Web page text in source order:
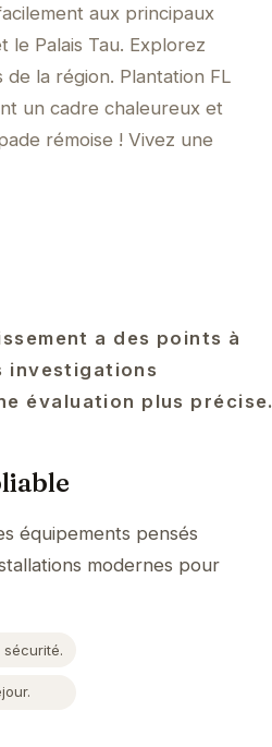
aux principaux
le Palais Tau. Explorez
la région. Plantation FL
un cadre chaleureux et
rémoise ! Vivez une
a des points à
investigations
évaluation plus précise.
équipements pensés
modernes pour